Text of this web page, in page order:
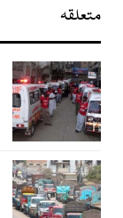
متعلقہ